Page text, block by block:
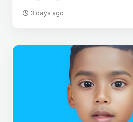
3 days ago